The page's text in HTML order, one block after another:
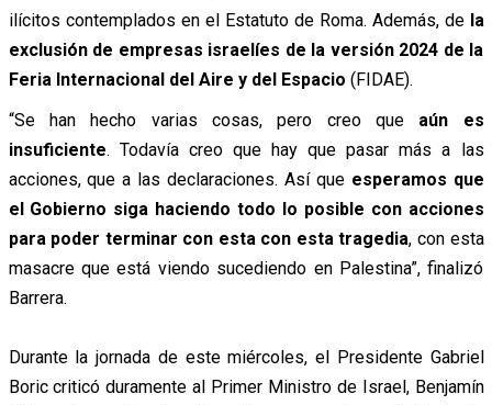
ilícitos contemplados en el Estatuto de Roma. Además, de la
exclusión de empresas israelíes de la versión 2024 de la
Feria Internacional del Aire y del Espacio (FIDAE).
“Se han hecho varias cosas, pero creo que aún es
insuficiente. Todavía creo que hay que pasar más a las
acciones, que a las declaraciones. Así que esperamos que
el Gobierno siga haciendo todo lo posible con acciones
para poder terminar con esta con esta tragedia, con esta
masacre que está viendo sucediendo en Palestina”, finalizó
Barrera.
Durante la jornada de este miércoles, el Presidente Gabriel
Boric criticó duramente al Primer Ministro de Israel, Benjamín